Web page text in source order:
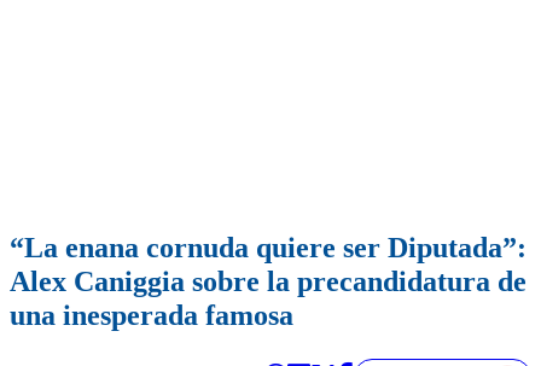
“La enana cornuda quiere ser Diputada”:
Alex Caniggia sobre la precandidatura de
una inesperada famosa